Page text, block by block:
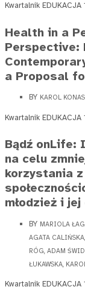
Kwartalnik
Health in a
Perspective:
a Proposal
BY KAROL
Kwartalnik
Bądź onLife:
na celu
korzystania
młodzież i
BY MARIOLA
AGATA
RÓG, ADAM
ŁUKAWSKA,
Kwartalnik